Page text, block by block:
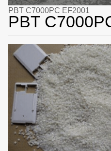
PBT C7000PC EF2001
PBT